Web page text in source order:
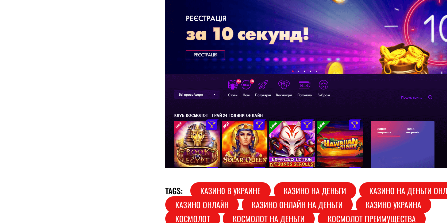
TAGS: КАЗИНО В УКРАИНЕ КАЗИНО НА ДЕНЬГИ
КАЗИНО НА ДЕНЬГИ
КАЗИНО ОНЛАЙН
КАЗИНО ОНЛАЙН НА ДЕНЬГИ
КАЗИНО УКРАИНА
КОСМОЛОТ
КОСМОЛОТ НА ДЕНЬГИ КОСМОЛОТ ПРЕИМУЩЕСТВА